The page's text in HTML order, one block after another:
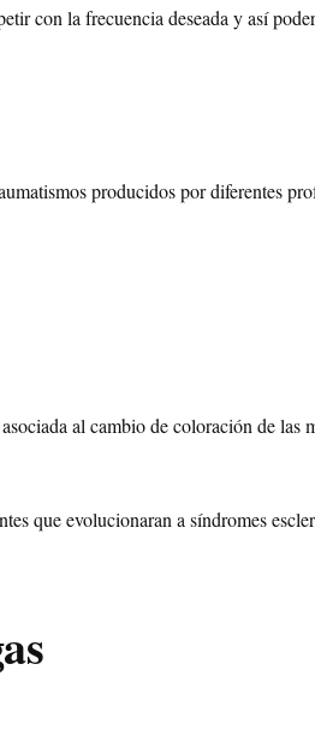
con la frecuencia deseada y así
producidos por diferentes
al cambio de coloración de las
que evolucionaran a síndromes